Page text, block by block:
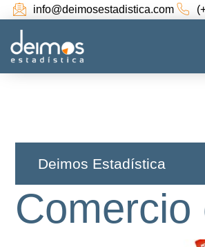
info@deimosestadistica.com
Deimos Estadística​
Comercio